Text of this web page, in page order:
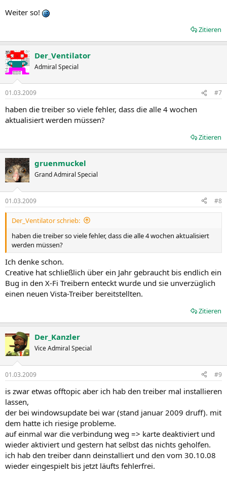
Weiter so!
Zitieren
Der_Ventilator
Admiral Special
01.03.2009 #7
haben die treiber so viele fehler, dass die alle 4 wochen
aktualisiert werden müssen?
Zitieren
gruenmuckel
Grand Admiral Special
01.03.2009 #8
Der_Ventilator schrieb:
haben die treiber so viele fehler, dass die alle 4 wochen aktualisiert
werden müssen?
Ich denke schon.
Creative hat schließlich über ein Jahr gebraucht bis endlich ein
Bug in den X-Fi Treibern enteckt wurde und sie unverzüglich
einen neuen Vista-Treiber bereitstellten.
Zitieren
Der_Kanzler
Vice Admiral Special
01.03.2009 #9
is zwar etwas offtopic aber ich hab den treiber mal installieren
lassen,
der bei windowsupdate bei war (stand januar 2009 druff). mit
dem hatte ich riesige probleme.
auf einmal war die verbindung weg => karte deaktiviert und
wieder aktiviert und gestern hat selbst das nichts geholfen.
ich hab den treiber dann deinstalliert und den vom 30.10.08
wieder eingespielt bis jetzt läufts fehlerfrei.